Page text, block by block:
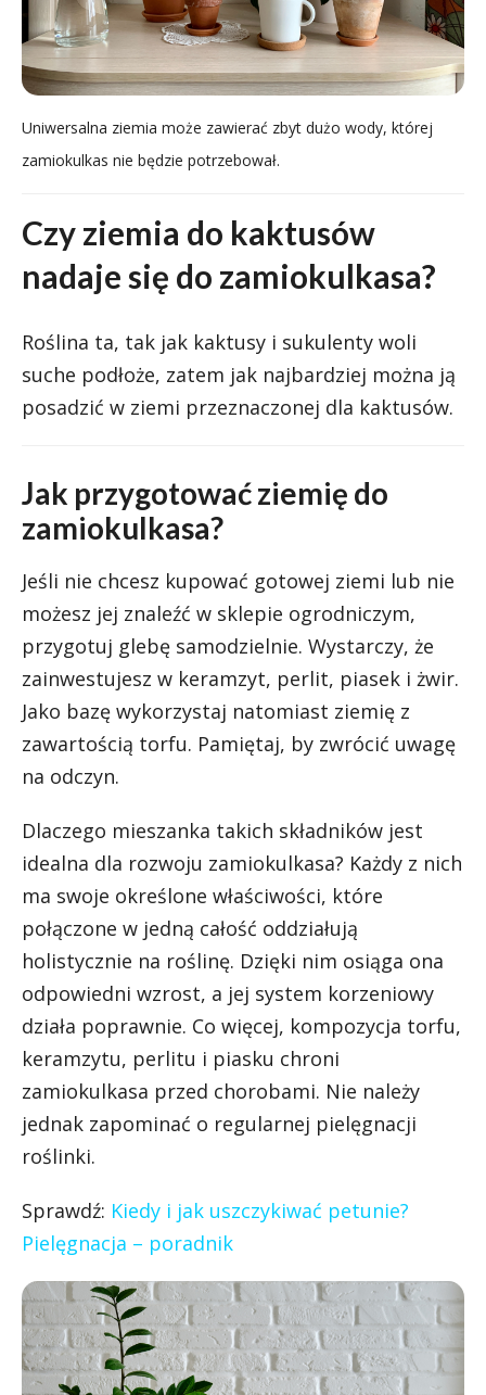
Uniwersalna ziemia może zawierać zbyt dużo wody, której
zamiokulkas nie będzie potrzebował.
Czy ziemia do kaktusów
nadaje się do zamiokulkasa?
Roślina ta, tak jak kaktusy i sukulenty woli
suche podłoże, zatem jak najbardziej można ją
posadzić w ziemi przeznaczonej dla kaktusów.
Jak przygotować ziemię do
zamiokulkasa?
Jeśli nie chcesz kupować gotowej ziemi lub nie
możesz jej znaleźć w sklepie ogrodniczym,
przygotuj glebę samodzielnie. Wystarczy, że
zainwestujesz w keramzyt, perlit, piasek i żwir.
Jako bazę wykorzystaj natomiast ziemię z
zawartością torfu. Pamiętaj, by zwrócić uwagę
na odczyn.
Dlaczego mieszanka takich składników jest
idealna dla rozwoju zamiokulkasa? Każdy z nich
ma swoje określone właściwości, które
połączone w jedną całość oddziałują
holistycznie na roślinę. Dzięki nim osiąga ona
odpowiedni wzrost, a jej system korzeniowy
działa poprawnie. Co więcej, kompozycja torfu,
keramzytu, perlitu i piasku chroni
zamiokulkasa przed chorobami. Nie należy
jednak zapominać o regularnej pielęgnacji
roślinki.
Sprawdź: Kiedy i jak uszczykiwać petunie?
Pielęgnacja – poradnik